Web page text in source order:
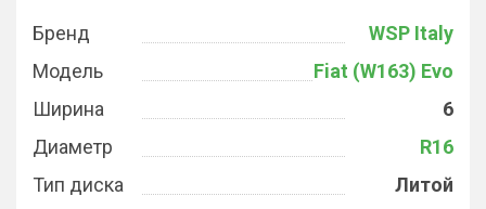
Бренд
WSP Italy
Модель
Fiat (W163) Evo
Ширина
6
Диаметр
R16
Тип диска
Литой